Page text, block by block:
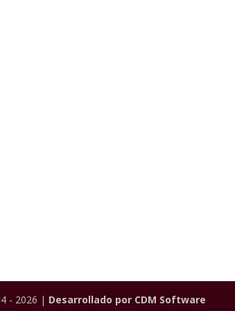
- 2026 | Desarrollado por CDM Software